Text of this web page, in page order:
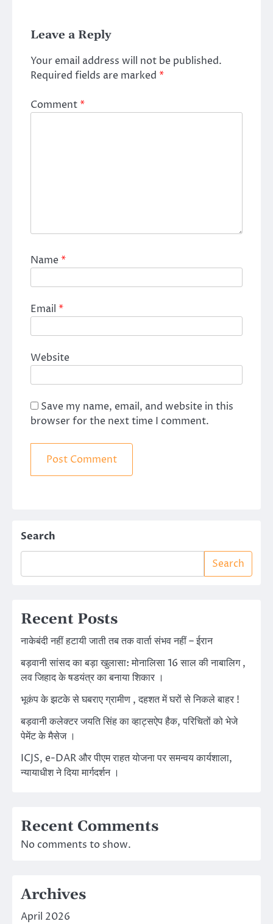
Leave a Reply
Your email address will not be published.
Required fields are marked *
Comment*
Name*
Email *
Website
Save my name, email, and website in this
browser for the next time I comment.
Search
Search
Recent Posts
नाकेबंदी नहीं हटायी जाती तब तक वार्ता संभव नहीं – ईरान
बड़वानी सांसद का बड़ा खुलासा: मोनालिसा 16 साल की नाबालिग ,
लव जिहाद के षडयंत्र का बनाया शिकार ।
भूकंप के झटके से घबराए ग्रामीण , दहशत में घरों से निकले बाहर !
बड़वानी कलेक्टर जयति सिंह का व्हाट्सऐप हैक, परिचितों को भेजे
पेमेंट के मैसेज ।
ICJS, e-DAR और पीएम राहत योजना पर समन्वय कार्यशाला,
न्यायाधीश ने दिया मार्गदर्शन ।
Recent Comments
No comments to show.
Archives
April 2026